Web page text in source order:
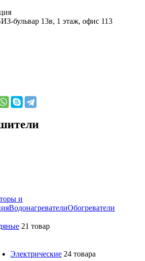
бульвар 13в, 1 этаж, офис 113
и
ВодонагревателиОбогреватели
21 товар
Электрические 24 товара